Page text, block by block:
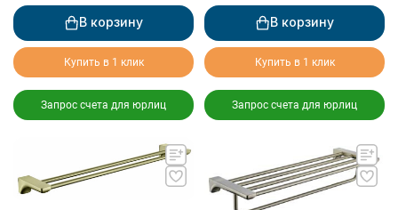
В корзину
Купить в 1 клик
Запрос счета для юрлиц
В корзину
Купить в 1 клик
Запрос счета для юрлиц